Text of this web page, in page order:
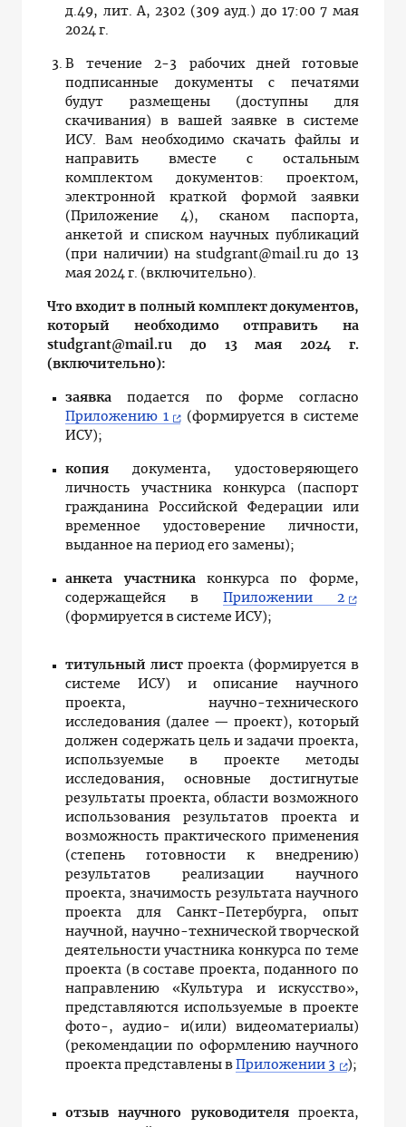
д.49, лит. А, 2302 (309 ауд.) до 17:00 7 мая
2024 г.
В течение 2-3 рабочих дней готовые
подписанные документы с печатями
будут размещены (доступны для
скачивания) в вашей заявке в системе
ИСУ. Вам необходимо скачать файлы и
направить вместе с остальным
комплектом документов: проектом,
электронной краткой формой заявки
(Приложение 4), сканом паспорта,
анкетой и списком научных публикаций
(при наличии) на studgrant@mail.ru до 13
мая 2024 г. (включительно).
Что входит в полный комплект документов,
который необходимо отправить на
studgrant@mail.ru до 13 мая 2024 г.
(включительно):
заявка
подается по форме согласно
Приложению 1
(формируется в системе
ИСУ);
копия документа, удостоверяющего
личность участника конкурса (паспорт
гражданина Российской Федерации или
временное удостоверение личности,
выданное на период его замены);
анкета участника
конкурса по форме,
содержащейся в
Приложении 2
(формируется в системе ИСУ);
титульный лист проекта (формируется в
системе ИСУ) и описание научного
проекта, научно-технического
исследования (далее — проект), который
должен содержать цель и задачи проекта,
используемые в проекте методы
исследования, основные достигнутые
результаты проекта, области возможного
использования результатов проекта и
возможность практического применения
(степень готовности к внедрению)
результатов реализации научного
проекта, значимость результата научного
проекта для Санкт-Петербурга, опыт
научной, научно-технической творческой
деятельности участника конкурса по теме
проекта (в составе проекта, поданного по
направлению «Культура и искусство»,
представляются используемые в проекте
фото-, аудио- и(или) видеоматериалы)
(рекомендации по оформлению научного
проекта представлены в
Приложении 3 );
отзыв научного руководителяпроекта,